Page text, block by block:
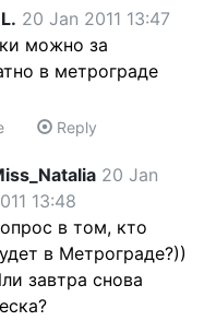
20 Jan 2011 13:47
можно за
в метрограде
Reply
20 Jan
13:48
в том, кто
в Метрограде?))
завтра снова